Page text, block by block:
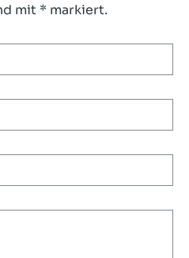
mit * markiert.